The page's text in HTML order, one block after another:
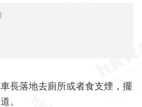
長落地去廁所或者食支煙，擺
。